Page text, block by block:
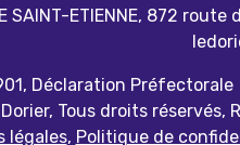
SAINT-ETIENNE, 872
Déclaration Préfectorale
Tous droits
légales, Politique de